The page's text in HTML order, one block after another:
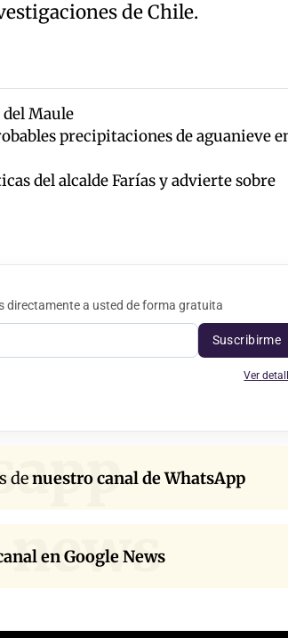
de Chile.
del Maule
precipitaciones de aguanieve
del alcalde Farías y advierte sobre
directamente a usted de forma gratuita
Suscribirme
Ver
denuestro canal de WhatsApp
en Google News